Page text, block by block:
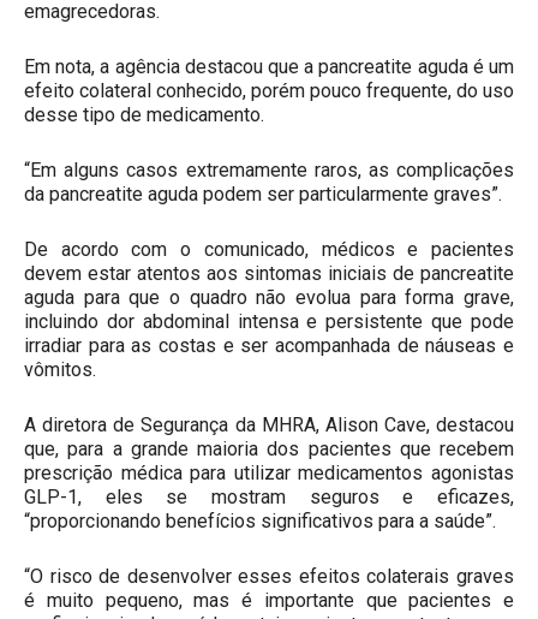
emagrecedoras.
Em nota, a agência destacou que a pancreatite aguda é um
efeito colateral conhecido, porém pouco frequente, do uso
desse tipo de medicamento.
“Em alguns casos extremamente raros, as complicações
da pancreatite aguda podem ser particularmente graves”.
De acordo com o comunicado, médicos e pacientes
devem estar atentos aos sintomas iniciais de pancreatite
aguda para que o quadro não evolua para forma grave,
incluindo dor abdominal intensa e persistente que pode
irradiar para as costas e ser acompanhada de náuseas e
vômitos.
A diretora de Segurança da MHRA, Alison Cave, destacou
que, para a grande maioria dos pacientes que recebem
prescrição médica para utilizar medicamentos agonistas
GLP-1, eles se mostram seguros e eficazes,
“proporcionando benefícios significativos para a saúde”.
“O risco de desenvolver esses efeitos colaterais graves
é muito pequeno, mas é importante que pacientes e